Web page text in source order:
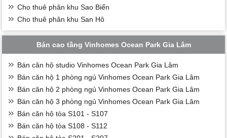
Cho thuê phân khu Sao Biển
Cho thuê phân khu San Hô
Bán cao tầng Vinhomes Ocean Park Gia Lâm
Bán căn hộ studio Vinhomes Ocean Park Gia Lâm
Bán căn hộ 1 phòng ngủ Vinhomes Ocean Park Gia Lâm
Bán căn hộ 2 phòng ngủ Vinhomes Ocean Park Gia Lâm
Bán căn hộ 3 phòng ngủ Vinhomes Ocean Park Gia Lâm
Bán căn hộ tòa S101 - S107
Bán căn hộ tòa S108 - S112